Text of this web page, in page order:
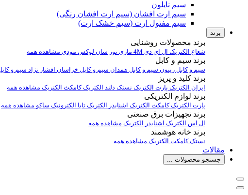
سیم نایلون
سیم ارت افشان (سیم ارت افشان رنگی)
سیم مفتول ارت (سیم خشک ارت)
برند
برند محصولات روشنایی
شعاع الکتریک ال ای دی 4M مازی نور سان لوکس مودی مشاهده همه
برند سیم و کابل
سیم و کابل زیتون سیم و کابل همدان سیم و کابل خراسان افشار نژاد سیم و
برند کلید و پریز
ایران الکتریک پارت الکتریک نستک دلند الکتریککامکث الکتریک مشاهده همه
برند لوازم الکتریکی
پارت الکتریککامکث الکتریک اشنایدر الکتریک تابا الکترونیک ساکو مشاهده همه
برند تجهیزات برق صنعتی
ال اس الکتریک اشنایدر الکتریک مشاهده همه
برند خانه هوشمند
نستککامکث الکتریک مشاهده همه
مقالات
جستجو محصولات ...